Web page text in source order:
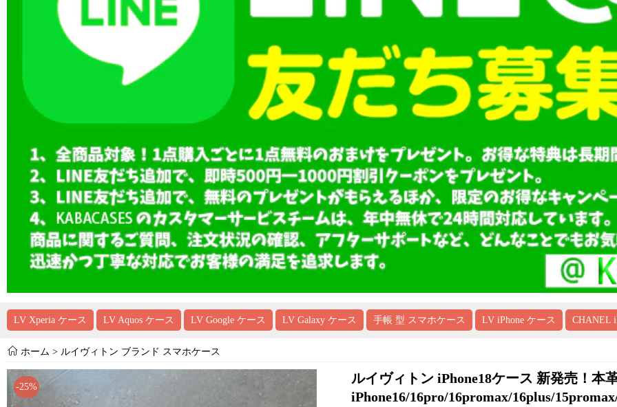
LV Xperia ケース LV Aquos ケース LV Google ケース LV Galaxy ケース 手帳 型 スマホケース LV iPhone ケース CHANEL
ホーム > ルイヴィトン ブランド スマホケース
-25%
ルイヴィトン iPhone18ケース 新発売！本
iPhone16/16pro/16promax/16plus/